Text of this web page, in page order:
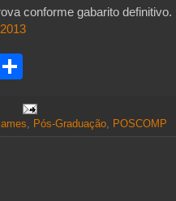
conforme gabarito definitivo.
e
, Pós-Graduação, POSCOMP